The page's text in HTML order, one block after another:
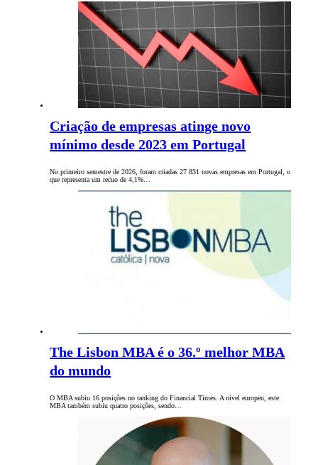
Criação de empresas atinge novo
mínimo desde 2023 em Portugal
No primeiro semestre de 2026, foram criadas 27 831 novas empresas em Portugal, o
que representa um recuo de 4,1%…
The Lisbon MBA é o 36.º melhor MBA
do mundo
O MBA subiu 16 posições no ranking do Financial Times. A nível europeu, este
MBA também subiu quatro posições, sendo…